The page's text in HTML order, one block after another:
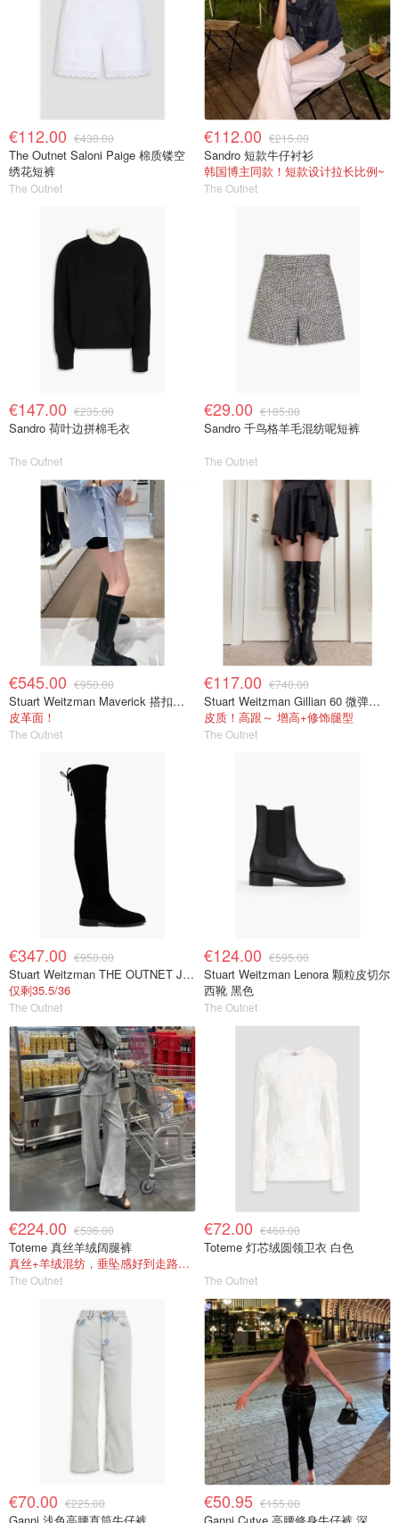
€112.00 €430.00
The Outnet Saloni Paige 棉质镂空
绣花短裤
The Outnet
€112.00 €215.00
Sandro 短款牛仔衬衫
韩国博主同款！短款设计拉长比例~
The Outnet
€147.00 €235.00
Sandro 荷叶边拼棉毛衣
The Outnet
€29.00 €185.00
Sandro 千鸟格羊毛混纺呢短裤
The Outnet
€545.00 €950.00
Stuart Weitzman Maverick 搭扣皮革长靴
皮革面！
The Outnet
€117.00 €740.00
Stuart Weitzman Gillian 60 微弹力皮革过膝靴 黑色
皮质！高跟～ 增高+修饰腿型
The Outnet
€347.00 €950.00
Stuart Weitzman THE OUTNET Jocey 弹力绒面过膝靴
仅剩35.5/36
The Outnet
€124.00 €595.00
Stuart Weitzman Lenora 颗粒皮切尔
西靴 黑色
The Outnet
€224.00 €536.00
Toteme 真丝羊绒阔腿裤
真丝+羊绒混纺，垂坠感好到走路带风
The Outnet
€72.00 €460.00
Toteme 灯芯绒圆领卫衣 白色
The Outnet
€70.00 €225.00 €50.95 €155.00